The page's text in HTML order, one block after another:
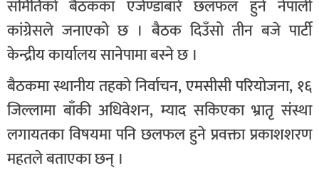
समितिको बैठकका एजेण्डाबारे छलफल हुने नेपाली
कांग्रेसले जनाएको छ । बैठक दिउँसो तीन बजे पार्टी
केन्द्रीय कार्यालय सानेपामा बस्ने छ ।
बैठकमा स्थानीय तहको निर्वाचन, एमसीसी परियोजना, १६
जिल्लामा बाँकी अधिवेशन, म्याद सकिएका भ्रातृ संस्था
लगायतका विषयमा पनि छलफल हुने प्रवक्ता प्रकाशशरण
महतले बताएका छन् ।